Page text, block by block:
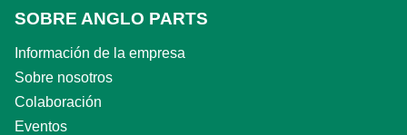
SOBRE ANGLO PARTS
Información de la empresa
Sobre nosotros
Colaboración
Eventos